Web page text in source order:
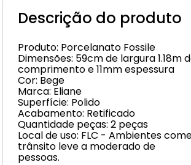
Descrição do produto
Produto: Porcelanato Fossile
Dimensões: 59cm de largura 1.18m
comprimento e 11mm espessura
Cor: Bege
Marca: Eliane
Superfície: Polido
Acabamento: Retificado
Quantidade peças: 2 peças
Local de uso: FLC - Ambientes
trânsito leve a moderado de
pessoas.